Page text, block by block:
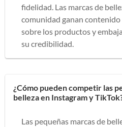
fidelidad. Las marcas de
comunidad ganan
sobre los productos y
su credibilidad.
¿Cómo pueden competir las
belleza en Instagram y
Las pequeñas marcas de